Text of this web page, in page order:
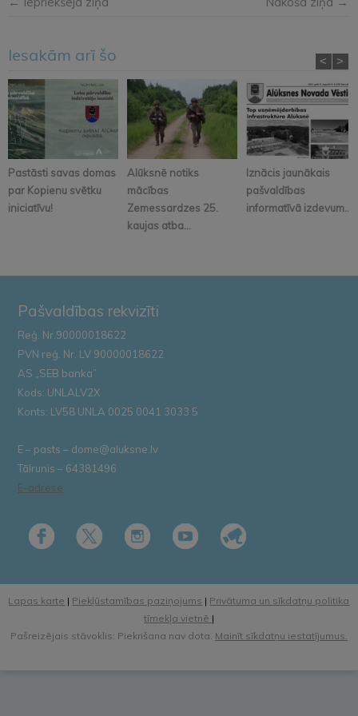
Iesakām arī šo
Pastāsti savas domas
par Kopienu svētku
iniciatīvu!
Alūksnē notiks
mācības
Zemessardzes 25.
kaujas atba...
Iznācis jaunākais
pašvaldības
informatīvā izdevum...
< >
Pašvaldības rekvizīti
Reģ. Nr.90000018622
PVN reģ. Nr. LV 90000018622
AS „SEB banka”
Kods: UNLALV2X
Konts: LV58 UNLA 0025 0041 3033 5
E – pasts – dome@aluksne.lv
Tālrunis – 64381496
E-adrese
Lapas karte | Piekļūstamības paziņojums | Privātuma un sīkdatņu politika
tīmekļa vietnē |
Pašreizējais stāvoklis: Piekrišana nav dota. Mainīt sīkdatņu iestatījumus.